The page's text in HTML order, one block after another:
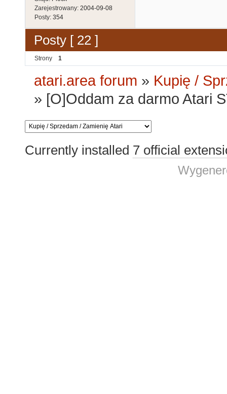
Zarejestrowany: 2004-09-08
Posty: 354
Posty [ 22 ]
Strony 1
atari.area forum » Kupię /
» [O]Oddam za darmo Atari
Currently installed 7 official